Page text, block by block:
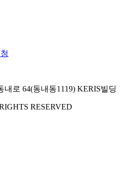
내로 64(동내동1119) KERIS빌딩
RESERVED